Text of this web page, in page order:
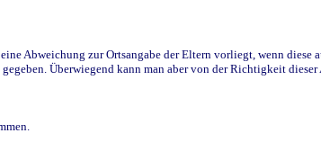
Abweichung zur Ortsangabe der Eltern vorliegt, wenn diese
Überwiegend kann man aber von der Richtigkeit dieser